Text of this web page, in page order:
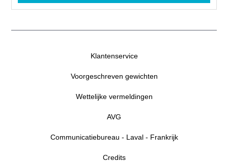
Klantenservice
Voorgeschreven gewichten
Wettelijke vermeldingen
AVG
Communicatiebureau - Laval - Frankrijk
Credits